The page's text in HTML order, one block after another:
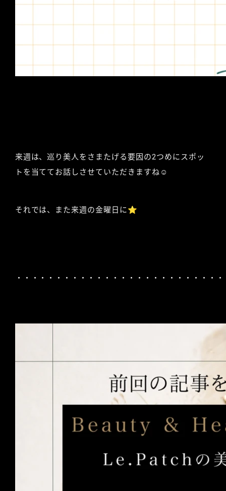
来週は、巡り美人をさまたげる要因の2つめにスポッ
トを当ててお話しさせていただきますね☺︎
それでは、また来週の金曜日に⭐︎
・・・・・・・・・・・・・・・・・・・・・・・・・・